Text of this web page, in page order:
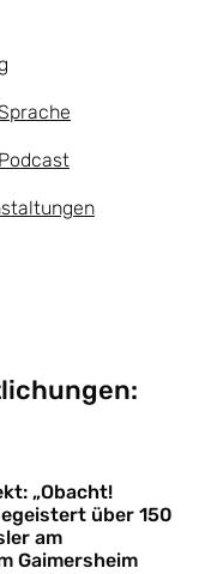
Podcast
„Obacht!
über 150
am
Gaimersheim